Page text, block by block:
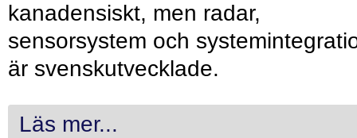
kanadensiskt, men radar,
sensorsystem och
är svenskutvecklade.
Läs mer...